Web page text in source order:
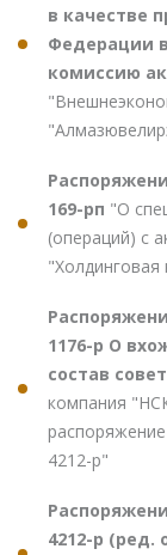
в качестве
Федерации
комиссию
169-рп "О
(операций) с
1176-р О
состав
компания
4212-р"
4212-р (ред.